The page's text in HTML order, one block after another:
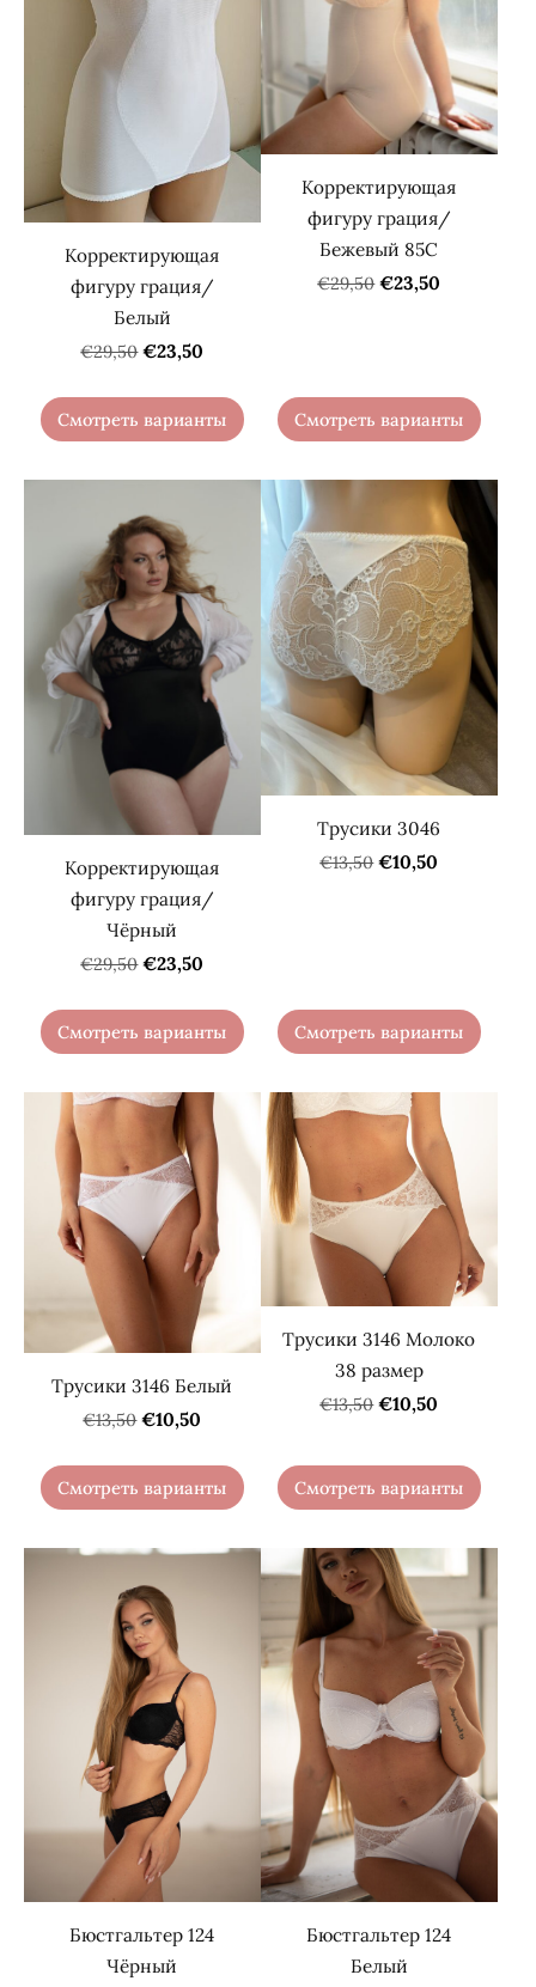
Корректирующая
фигуру грация/
Белый
€29,50 €23,50
Смотреть варианты
Корректирующая
фигуру грация/
Бежевый 85C
€29,50 €23,50
Смотреть варианты
Корректирующая
фигуру грация/
Чёрный
€29,50 €23,50
Смотреть варианты
Трусики 3046
€13,50 €10,50
Смотреть варианты
Трусики 3146 Белый
€13,50 €10,50
Смотреть варианты
Трусики 3146 Молоко
38 размер
€13,50 €10,50
Смотреть варианты
Бюстгальтер 124
Чёрный
Бюстгальтер 124
Белый